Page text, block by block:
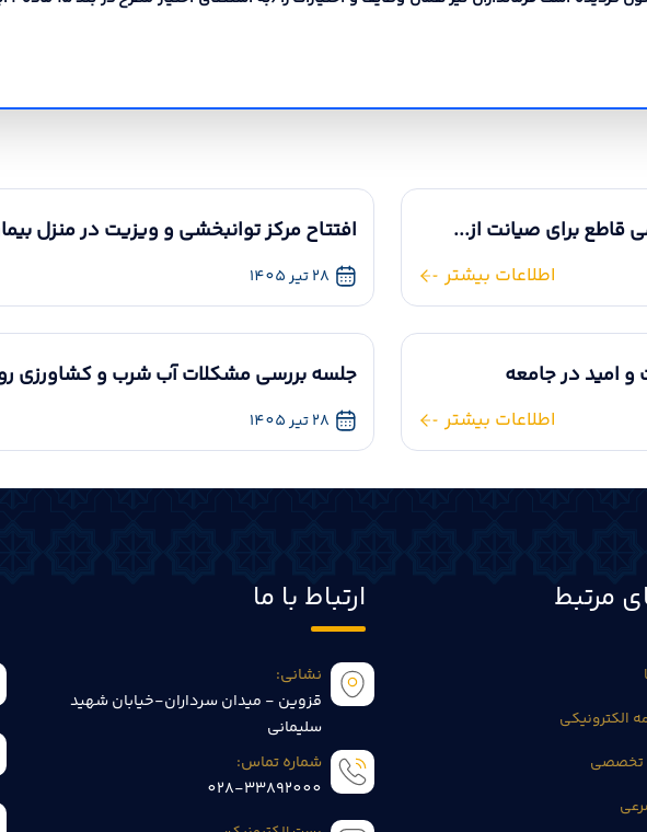
قاطع برای صیانت از...
اطلاعات بیشتر
افتتاح مرکز توانبخشی و ویزیت در منزل
28 تیر 1405
و امید در جامعه
اطلاعات بیشتر
جلسه بررسی مشکلات آب شرب و کشاورزی
28 تیر 1405
مرتبط
الکترونیکی
تخصصی
ارتباط با ما
نشانی:
قزوین - میدان سرداران-خیابان شهید
سلیمانی
شماره تماس:
028-33892000